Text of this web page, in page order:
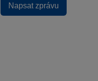
Napsat zprávu